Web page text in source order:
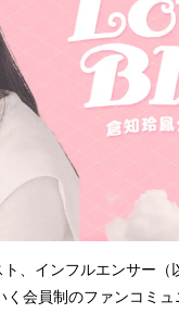
ト、インフルエンサー
会員制のファンコミ